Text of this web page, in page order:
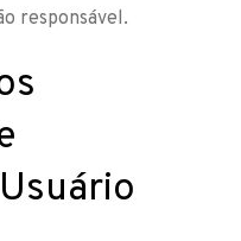
responsável.